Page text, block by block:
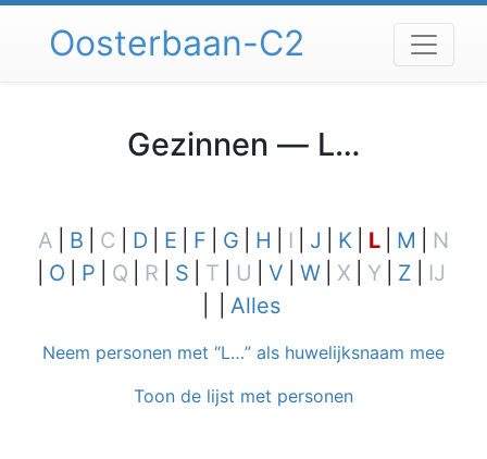
naar
Oosterbaan-C2
Gezinnen — L…
A B C D E F G H I J K L M
N
O
P Q R S T U V W X Y Z
IJ
Alles
Neem personen met “L…” als huwelijksnaam mee
Toon de lijst met personen